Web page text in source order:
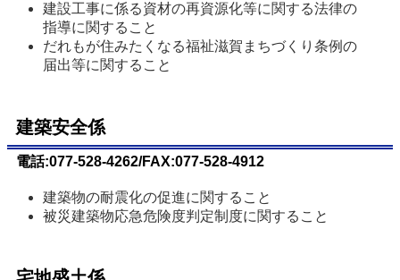
建設工事に係る資材の再資源化等に関する法律の
指導に関すること
だれもが住みたくなる福祉滋賀まちづくり条例の
届出等に関すること
建築安全係
電話:077-528-4262/FAX:077-528-4912
建築物の耐震化の促進に関すること
被災建築物応急危険度判定制度に関すること